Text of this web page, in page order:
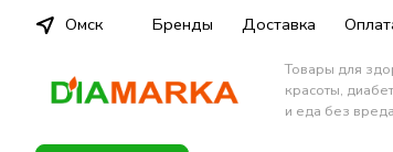
Омск Бренды Доставка
Товары для
красоты,
и еда без вреда